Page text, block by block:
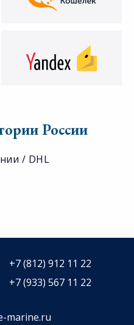
России
/ DHL
+7 (812) 912 11 22
+7 (933) 567 11 22
marine.ru​​